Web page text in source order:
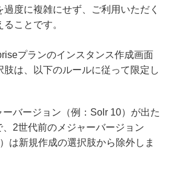
度に複雑にせず、ご利用いただく
ことです。
プランのインスタンス作成画面
肢は、以下のルールに従って限定し
ーバージョン（例：Solr 10）が出た
、2世代前のメジャーバージョン
は新規作成の選択肢から除外しま